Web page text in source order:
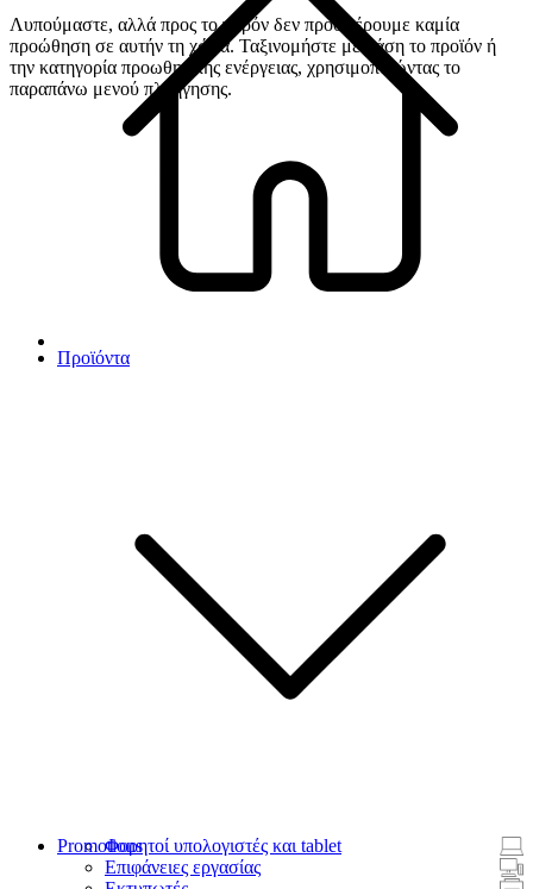
Προϊόντα
Φορητοί υπολογιστές και tablet
Επιφάνειες εργασίας
Promotions
Λυπούμαστε, αλλά προς το παρόν δεν προσφέρουμε καμία
προώθηση σε αυτήν τη χώρα. Ταξινομήστε με βάση το προϊόν ή
την κατηγορία προωθητικής ενέργειας, χρησιμοποιώντας το
παραπάνω μενού πλοήγησης.